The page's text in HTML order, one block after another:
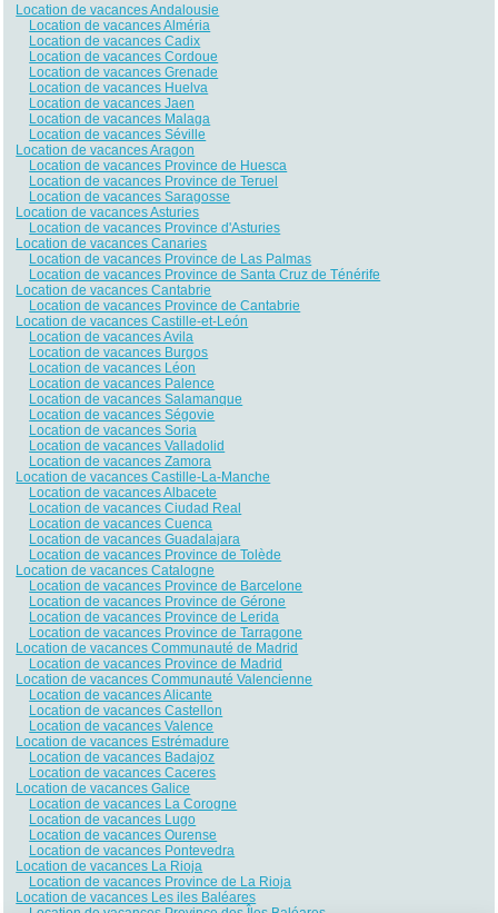
Location de vacances Andalousie
Location de vacances Alméria
Location de vacances Cadix
Location de vacances Cordoue
Location de vacances Grenade
Location de vacances Huelva
Location de vacances Jaen
Location de vacances Malaga
Location de vacances Séville
Location de vacances Aragon
Location de vacances Province de Huesca
Location de vacances Province de Teruel
Location de vacances Saragosse
Location de vacances Asturies
Location de vacances Province d'Asturies
Location de vacances Canaries
Location de vacances Province de Las Palmas
Location de vacances Province de Santa Cruz de Ténérife
Location de vacances Cantabrie
Location de vacances Province de Cantabrie
Location de vacances Castille-et-León
Location de vacances Avila
Location de vacances Burgos
Location de vacances Léon
Location de vacances Palence
Location de vacances Salamanque
Location de vacances Ségovie
Location de vacances Soria
Location de vacances Valladolid
Location de vacances Zamora
Location de vacances Castille-La-Manche
Location de vacances Albacete
Location de vacances Ciudad Real
Location de vacances Cuenca
Location de vacances Guadalajara
Location de vacances Province de Tolède
Location de vacances Catalogne
Location de vacances Province de Barcelone
Location de vacances Province de Gérone
Location de vacances Province de Lerida
Location de vacances Province de Tarragone
Location de vacances Communauté de Madrid
Location de vacances Province de Madrid
Location de vacances Communauté Valencienne
Location de vacances Alicante
Location de vacances Castellon
Location de vacances Valence
Location de vacances Estrémadure
Location de vacances Badajoz
Location de vacances Caceres
Location de vacances Galice
Location de vacances La Corogne
Location de vacances Lugo
Location de vacances Ourense
Location de vacances Pontevedra
Location de vacances La Rioja
Location de vacances Province de La Rioja
Location de vacances Les iles Baléares